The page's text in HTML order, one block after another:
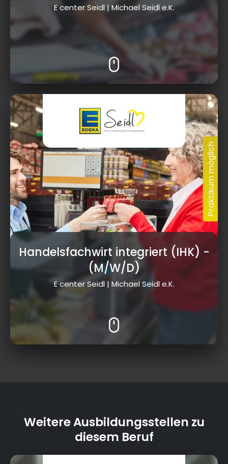
E center Seidl | Michael Seidl e.K.
Handelsfachwirt integriert (IHK) -
(M/W/D)
E center Seidl | Michael Seidl e.K.
Weitere Ausbildungsstellen zu
diesem Beruf